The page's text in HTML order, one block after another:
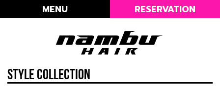
MENU RESERVATION
STYLE COLLECTION